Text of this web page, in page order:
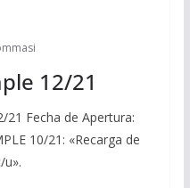
12/21
21 Fecha de Apertura:
10/21: «Recarga de